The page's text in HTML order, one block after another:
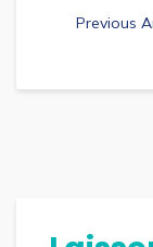
Previous